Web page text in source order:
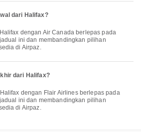
dari Halifax?
ini dan membandingkan pilihan
di Airpaz.
dari Halifax?
ini dan membandingkan pilihan
di Airpaz.